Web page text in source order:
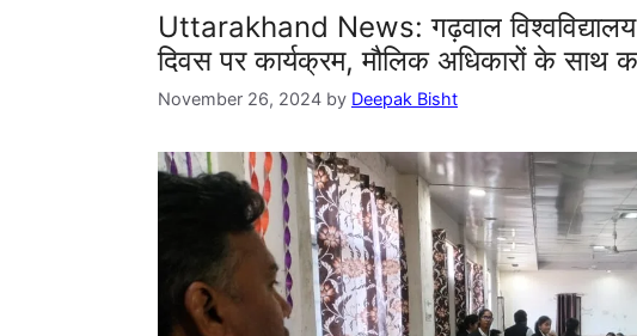
Uttarakhand News: गढ़वाल
दिवस पर कार्यक्रम, मौलिक अधिकारों के साथ
November 26, 2024 by Deepak Bisht